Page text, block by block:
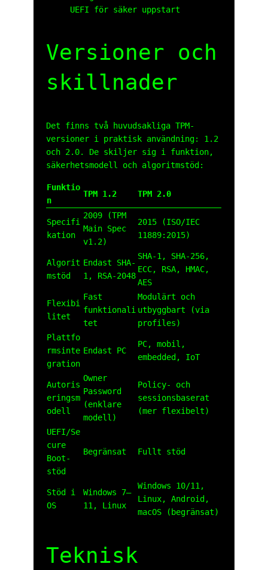
UEFI för säker uppstart
Versioner och
skillnader
Det finns två huvudsakliga TPM-
versioner i praktisk användning: 1.2
och 2.0. De skiljer sig i funktion,
säkerhetsmodell och algoritmstöd:
Funktio
n
TPM 1.2 TPM 2.0
Specifi
kation
2009 (TPM
Main Spec
v1.2)
2015 (ISO/IEC
11889:2015)
Algorit
mstöd
Endast SHA-
1, RSA-2048
SHA-1, SHA-256,
ECC, RSA, HMAC,
AES
Flexibi
litet
Fast
funktionali
tet
Modulärt och
utbyggbart (via
profiles)
Plattfo
rmsinte
gration
Endast PC
PC, mobil,
embedded, IoT
Autoris
eringsm
odell
Owner
Password
(enklare
modell)
Policy- och
sessionsbaserat
(mer flexibelt)
UEFI/Se
cure
Boot-
stöd
Begränsat Fullt stöd
Stöd i
OS
Windows 7–
11, Linux
Windows 10/11,
Linux, Android,
macOS (begränsat)
Teknisk